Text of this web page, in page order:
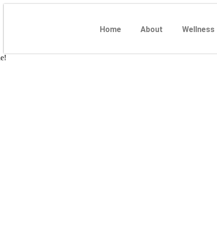
Home About